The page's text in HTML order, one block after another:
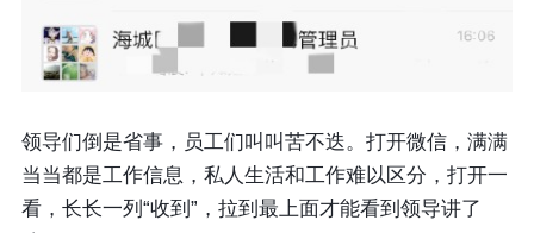
领导们倒是省事，员工们叫叫苦不迭。打开微信，满满
当当都是工作信息，私人生活和工作难以区分，打开一
看，长长一列“收到”，拉到最上面才能看到领导讲了